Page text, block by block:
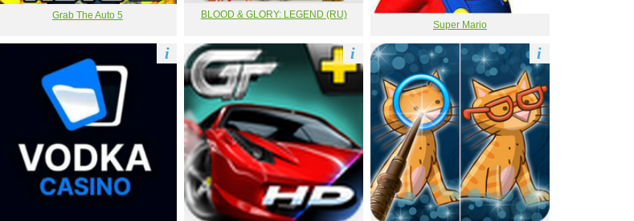
Grab The Auto 5 BLOOD & GLORY: LEGEND (RU)
Super Mario
i i i